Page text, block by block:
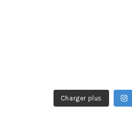
Charger plus